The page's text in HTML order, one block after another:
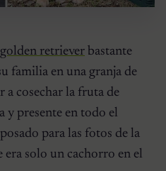
golden retriever bastante
familia en una granja de
a cosechar la fruta de
y presente en todo el
para las fotos de la
era solo un cachorro en el